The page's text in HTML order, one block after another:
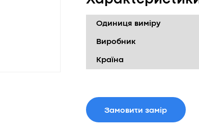
Одиниця виміру
Виробник
Країна
Замовити замір